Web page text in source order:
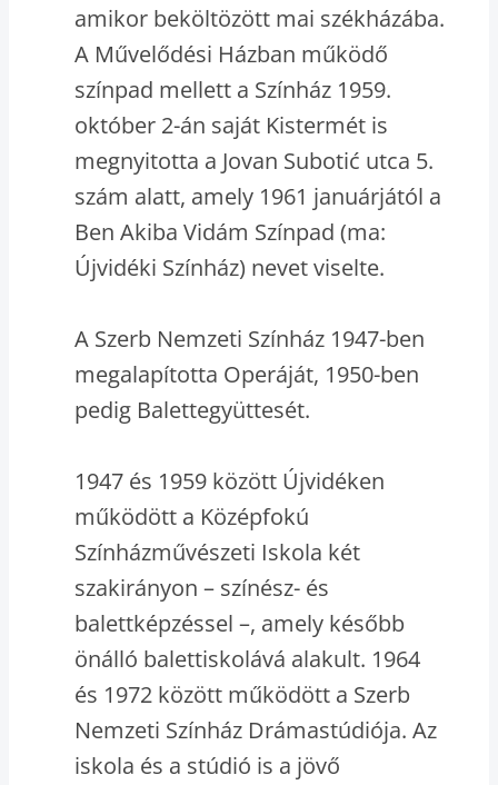
amikor beköltözött mai székházába.
A Művelődési Házban működő
színpad mellett a Színház 1959.
október 2-án saját Kistermét is
megnyitotta a Jovan Subotić utca 5.
szám alatt, amely 1961 januárjától a
Ben Akiba Vidám Színpad (ma:
Újvidéki Színház) nevet viselte.
A Szerb Nemzeti Színház 1947-ben
megalapította Operáját, 1950-ben
pedig Balettegyüttesét.
1947 és 1959 között Újvidéken
működött a Középfokú
Színházművészeti Iskola két
szakirányon – színész- és
balettképzéssel –, amely később
önálló balettiskolává alakult. 1964
és 1972 között működött a Szerb
Nemzeti Színház Drámastúdiója. Az
iskola és a stúdió is a jövő